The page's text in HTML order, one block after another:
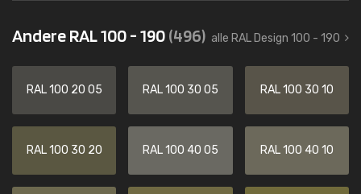
Andere RAL 100 - 190(496) alle RAL Design 100 - 190
RAL 100 20 05 RAL 100 30 05 RAL 100 30 10
RAL 100 30 20 RAL 100 40 05 RAL 100 40 10